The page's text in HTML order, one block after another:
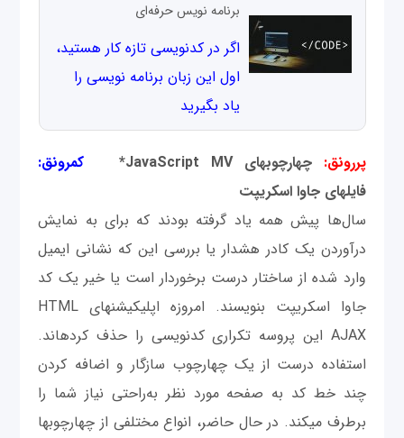
برنامه نویس حرفه‌ای
اگر در کدنویسی تازه کار هستید،
اول این زبان برنامه نویسی را
یاد بگیرید
پررونق:چهارچوب‎های JavaScript MV*
کم‎رونق:
فایل‎های جاوا اسکریپت
سال‌ها پیش همه یاد گرفته بودند که برای به نمایش
درآوردن یک کادر هشدار یا بررسی این که نشانی ایمیل
وارد شده از ساختار درست برخوردار است یا خیر یک کد
جاوا اسکریپت بنویسند. امروزه اپلیکیشن‎های HTML
AJAX این پروسه تکراری کدنویسی را حذف کرده‎اند.
استفاده درست از یک چهارچوب سازگار و اضافه کردن
چند خط کد به صفحه مورد نظر به‌راحتی نیاز شما را
برطرف می‎کند. در حال حاضر، انواع مختلفی از چهارچوب‎ها